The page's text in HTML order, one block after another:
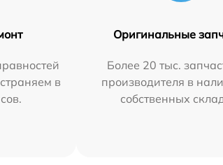
в
Оригинальные
Более 20 тыс.
производителя в
собственных